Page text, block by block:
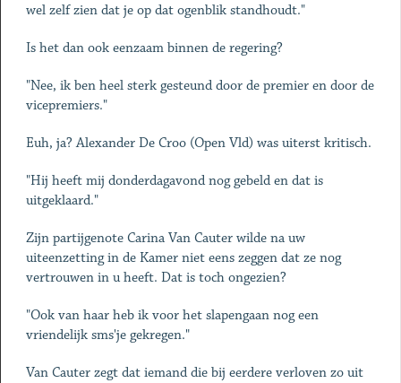
wel zelf zien dat je op dat ogenblik standhoudt."
Is het dan ook eenzaam binnen de regering?
"Nee, ik ben heel sterk gesteund door de premier en door de
vicepremiers."
Euh, ja? Alexander De Croo (Open Vld) was uiterst kritisch.
"Hij heeft mij donderdagavond nog gebeld en dat is
uitgeklaard."
Zijn partijgenote Carina Van Cauter wilde na uw
uiteenzetting in de Kamer niet eens zeggen dat ze nog
vertrouwen in u heeft. Dat is toch ongezien?
"Ook van haar heb ik voor het slapengaan nog een
vriendelijk sms'je gekregen."
Van Cauter zegt dat iemand die bij eerdere verloven zo uit